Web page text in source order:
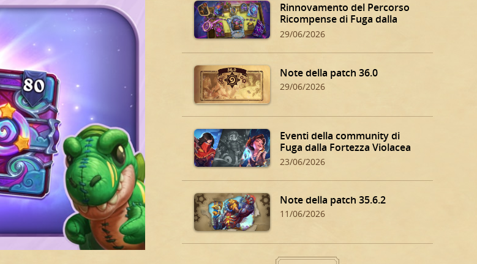
Rinnovamento del Percorso
Ricompense di Fuga dalla
Fortezza Violacea
29/06/2026
Note della patch 36.0
29/06/2026
Eventi della community di
Fuga dalla Fortezza Violacea
23/06/2026
Note della patch 35.6.2
11/06/2026